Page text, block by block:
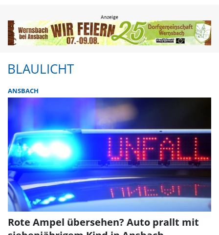
BLAULICHT
ANSBACH
Rote Ampel übersehen? Auto prallt mit